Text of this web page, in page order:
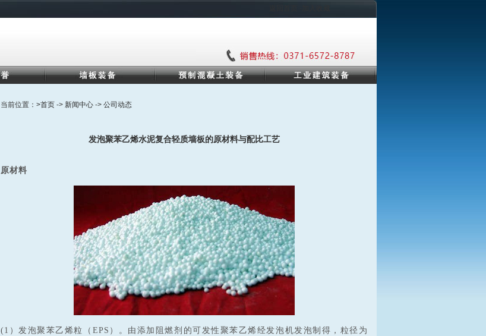
当前位置： >首页 -> 新闻中心 -> 公司动态
发泡聚苯乙烯水泥复合轻质墙板的原材料与配比工艺
原材料
(1）发泡聚苯乙烯粒（EPS）。由添加阻燃剂的可发性聚苯乙烯经发泡机发泡制得，粒径为